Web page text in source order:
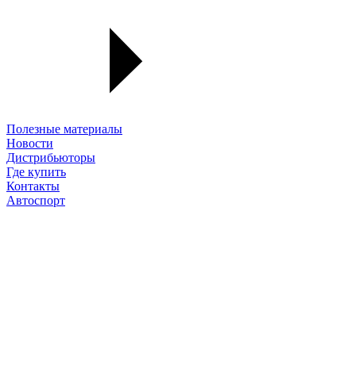
Полезные материалы
Новости
Дистрибьюторы
Где купить
Контакты
Автоспорт